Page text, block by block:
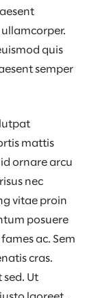
quis
semper
mattis
ornare arcu
nec
vitae proin
posuere
ac. Sem
cras.
sed. Ut